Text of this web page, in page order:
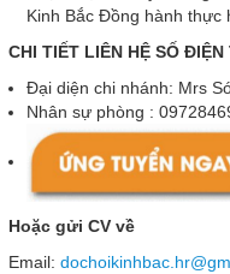
Kinh Bắc Đồng hành thực
CHI TIẾT LIÊN HỆ SỐ ĐIỆN
Đại diện chi nhánh: Mrs
Nhân sự phòng :
Hoặc gửi CV về
Email: